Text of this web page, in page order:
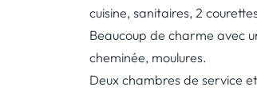
cuisine, sanitaires, 2
Beaucoup de charme avec
cheminée, moulures.
Deux chambres de service